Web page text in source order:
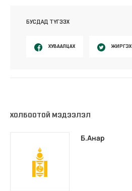
БУСДАД ТҮГЭЭХ
ХУВААЛЦАХ ЖИРГЭХ
ХОЛБООТОЙ МЭДЭЭЛЭЛ
Б.Анар